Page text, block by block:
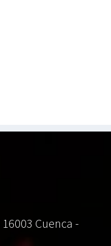
16003 Cuenca -